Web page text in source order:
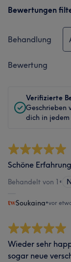
Bewertungen
Behandlung
Bewertung
Verifizierte
Geschrieben
dich in
Schöne
Behandelt von 1 •
Soukaina•vor
Wieder sehr
sogar neue